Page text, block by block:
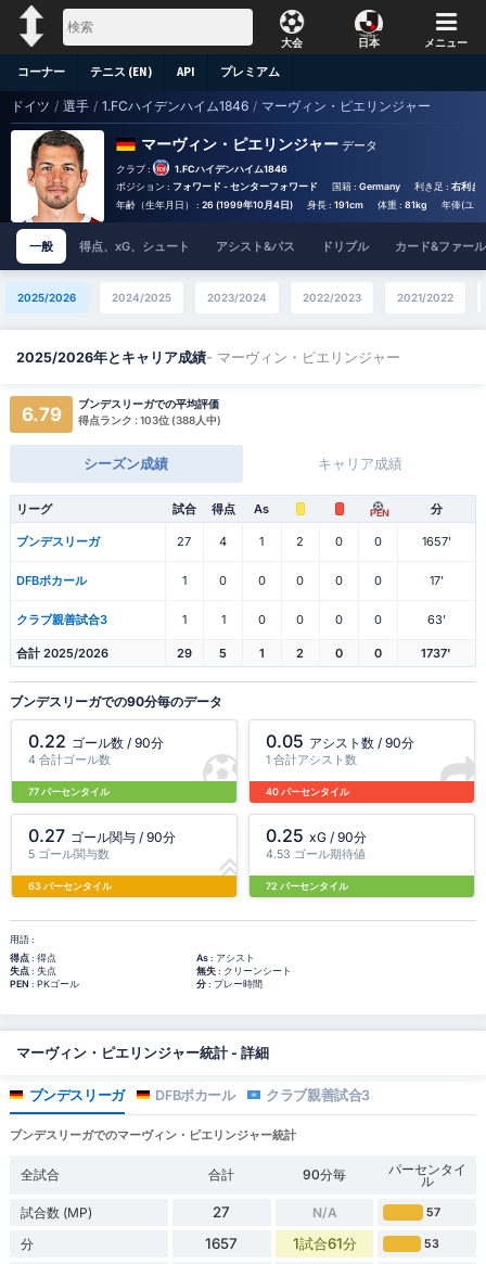
大会 日本 メニュー
コーナー テニス (EN) API プレミアム
ドイツ / 選手 / 1.FCハイデンハイム1846 / マーヴィン・ピエリンジャー
マーヴィン・ピエリンジャー データ
クラブ :
1.FCハイデンハイム1846
ポジション : フォワード - センターフォワード 国籍 : Germany 利き足 : 右利き
年齢（生年月日） : 26 (1999年10月4日) 身長 : 191cm 体重 : 81kg 年俸(ユ
一般 得点、xG、シュート アシスト&パス ドリブル カード&ファール
2025/2026 2024/2025 2023/2024 2022/2023 2021/2022
2025/2026年とキャリア成績- マーヴィン・ピエリンジャー
6.79
ブンデスリーガでの平均評価
得点ランク : 103位 (388人中)
シーズン成績 キャリア成績
リーグ 試合 得点 As PEN 分
ブンデスリーガ 27 4 1 2 0 0 1657'
DFBポカール 1 0 0 0 0 0 17'
クラブ親善試合3 1 1 0 0 0 0 63'
合計 2025/2026 29 5 1 2 0 0 1737'
ブンデスリーガでの90分毎のデータ
0.22 ゴール数 / 90分
4 合計ゴール数
77 パーセンタイル
0.05 アシスト数 / 90分
1 合計アシスト数
40 パーセンタイル
0.27 ゴール関与 / 90分
5 ゴール関与数
63 パーセンタイル
0.25 xG / 90分
4.53 ゴール期待値
72 パーセンタイル
用語 :
得点: 得点 As: アシスト
失点: 失点 無失: クリーンシート
PEN : PKゴール 分: プレー時間
マーヴィン・ピエリンジャー統計 - 詳細
ブンデスリーガ DFBポカール クラブ親善試合3
ブンデスリーガでのマーヴィン・ピエリンジャー統計
全試合 合計 90分毎 パーセンタイ
ル
試合数 (MP)
27 N/A 57
分 1657 1試合61分 53